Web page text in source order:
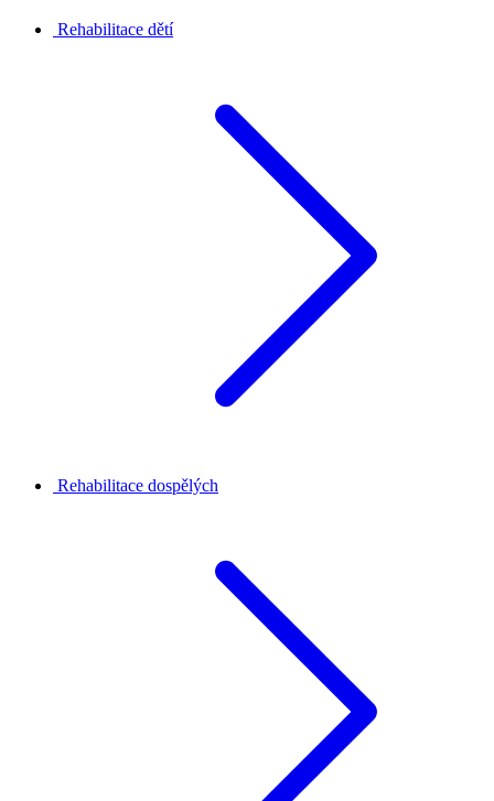
Rehabilitace dětí
Rehabilitace dospělých